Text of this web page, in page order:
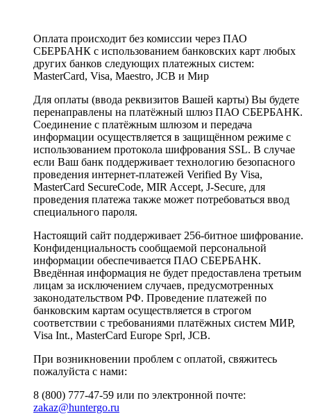
Оплата происходит без комиссии через ПАО
СБЕРБАНК с использованием банковских карт любых
других банков следующих платежных систем:
MasterCard, Visa, Maestro, JCB и Мир
Для оплаты (ввода реквизитов Вашей карты) Вы будете
перенаправлены на платёжный шлюз ПАО СБЕРБАНК.
Соединение с платёжным шлюзом и передача
информации осуществляется в защищённом режиме с
использованием протокола шифрования SSL. В случае
если Ваш банк поддерживает технологию безопасного
проведения интернет-платежей Verified By Visa,
MasterCard SecureCode, MIR Accept, J-Secure, для
проведения платежа также может потребоваться ввод
специального пароля.
Настоящий сайт поддерживает 256-битное шифрование.
Конфиденциальность сообщаемой персональной
информации обеспечивается ПАО СБЕРБАНК.
Введённая информация не будет предоставлена третьим
лицам за исключением случаев, предусмотренных
законодательством РФ. Проведение платежей по
банковским картам осуществляется в строгом
соответствии с требованиями платёжных систем МИР,
Visa Int., MasterCard Europe Sprl, JCB.
При возникновении проблем с оплатой, свяжитесь
пожалуйста с нами:
8 (800) 777-47-59 или по электронной почте:
zakaz@huntergo.ru